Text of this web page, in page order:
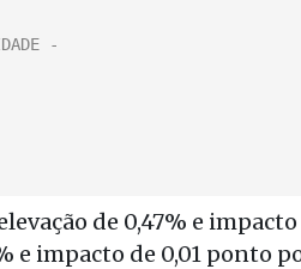
de 0,47% e
e impacto de 0,01 ponto